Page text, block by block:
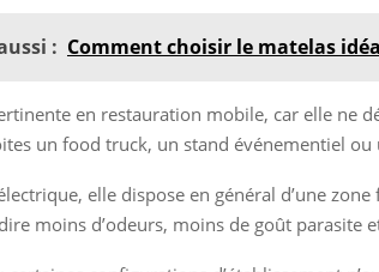
: Comment choisir le matelas
en restauration mobile, car elle ne
un food truck, un stand événementiel
elle dispose en général d’une
moins d’odeurs, moins de goût parasite